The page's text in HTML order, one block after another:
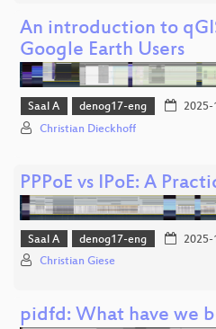
An introduction to
Google Earth Users
Saal A denog17-eng 2025-
Christian Dieckhoff
PPPoE vs IPoE: A
Saal A denog17-eng 2025-
Christian Giese
pidfd: What have we